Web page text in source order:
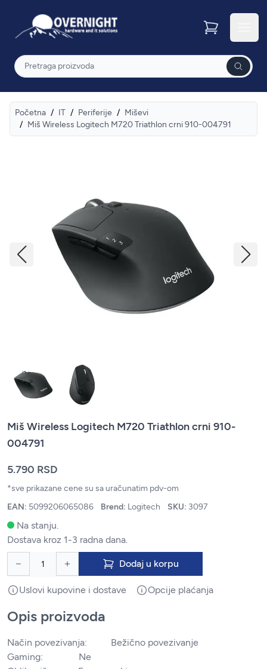
Overnight
Pretraga
Početna / IT / Periferije / Miševi
/ Miš Wireless Logitech M720 Triathlon crni 910-004791
Miš Wireless Logitech M720 Triathlon crni 910-
004791
5.790 RSD
*sve prikazane cene su sa uračunatim pdv-om
EAN: 5099206065086 Brend: Logitech SKU: 3097
Na stanju.
Dostava kroz 1-3 radna dana.
Dodaj u korpu
Uslovi kupovine i dostave Opcije plaćanja
Opis proizvoda
Način povezivanja: Bežično povezivanje
Gaming: Ne